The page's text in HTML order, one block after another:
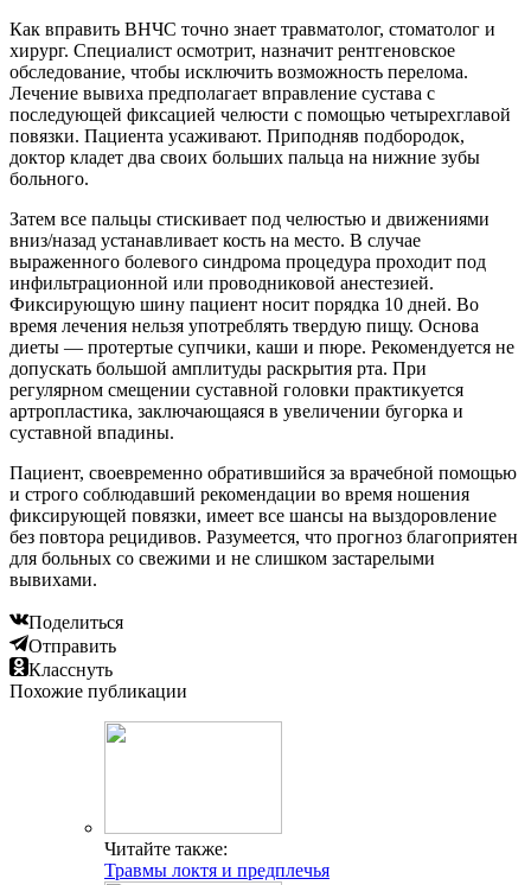
Как вправить ВНЧС точно знает травматолог, стоматолог и
хирург. Специалист осмотрит, назначит рентгеновское
обследование, чтобы исключить возможность перелома.
Лечение вывиха предполагает вправление сустава с
последующей фиксацией челюсти с помощью четырехглавой
повязки. Пациента усаживают. Приподняв подбородок,
доктор кладет два своих больших пальца на нижние зубы
больного.
Затем все пальцы стискивает под челюстью и движениями
вниз/назад устанавливает кость на место. В случае
выраженного болевого синдрома процедура проходит под
инфильтрационной или проводниковой анестезией.
Фиксирующую шину пациент носит порядка 10 дней. Во
время лечения нельзя употреблять твердую пищу. Основа
диеты — протертые супчики, каши и пюре. Рекомендуется не
допускать большой амплитуды раскрытия рта. При
регулярном смещении суставной головки практикуется
артропластика, заключающаяся в увеличении бугорка и
суставной впадины.
Пациент, своевременно обратившийся за врачебной помощью
и строго соблюдавший рекомендации во время ношения
фиксирующей повязки, имеет все шансы на выздоровление
без повтора рецидивов. Разумеется, что прогноз благоприятен
для больных со свежими и не слишком застарелыми
вывихами.
Поделиться
Отправить
Класснуть
Похожие публикации
Читайте также:
Травмы локтя и предплечья